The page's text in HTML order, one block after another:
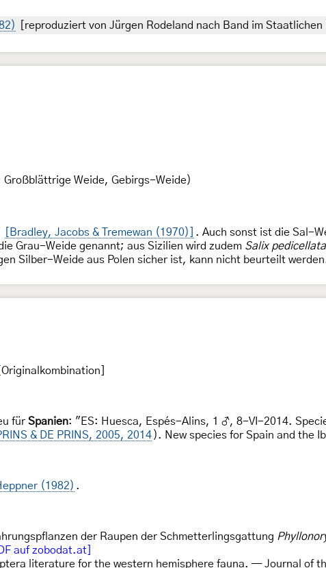
[reproduziert von Jürgen Rodeland nach Band im
Weide, Gebirgs-Weide)
[Bradley, Jacobs & Tremewan (1970)]
. Auch sonst ist die Sal-
Grau-Weide genannt; aus Sizilien wird zudem Salix pedicellata
Silber-Weide aus Polen sicher ist, kann nicht beurteilt
[Originalkombination]
für Spanien: "ES: Huesca, Espés-Alins, 1 ♂, 8-VI-2014.
& DE PRINS, 2005, 2014 ). New species for Spain and the
(1982) .
der Raupen der Schmetterlingsgattung
auf zobodat.at]
literature for the western hemisphere fauna. — Journal of